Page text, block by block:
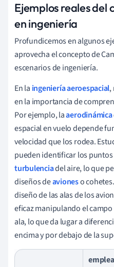
Ejemplos reales del
en ingeniería
Profundicemos en algunos
aprovecha el concepto de
escenarios de ingeniería.
En la ingeniería aeroespacial,
en la importancia de
Por ejemplo, laaerodinámica
espacial en vuelo depende
velocidad que los rodea.
pueden identificar los
turbulenciadel aire, lo que
diseños deavioneso
diseño de las alas de los
eficaz manipulando el
ala, lo que da lugar a
encima y por debajo de la